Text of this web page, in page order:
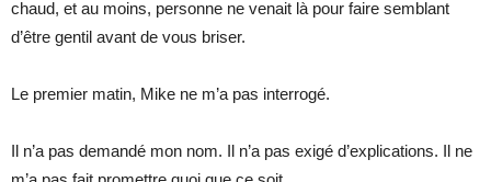
chaud, et au moins, personne ne venait là pour faire semblant
d’être gentil avant de vous briser.
Le premier matin, Mike ne m’a pas interrogé.
Il n’a pas demandé mon nom. Il n’a pas exigé d’explications. Il ne